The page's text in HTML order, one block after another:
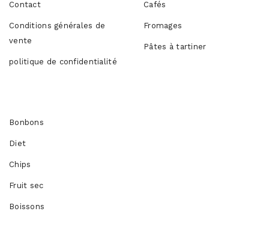
Contact
Conditions générales de
vente
politique de confidentialité
Cafés
Fromages
Pâtes à tartiner
Bonbons
Diet
Chips
Fruit sec
Boissons